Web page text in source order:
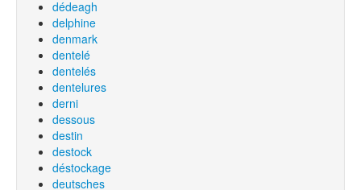
dédeagh
delphine
denmark
dentelé
dentelés
dentelures
derni
dessous
destin
destock
déstockage
deutsches